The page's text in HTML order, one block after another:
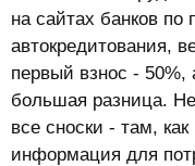
на сайтах банков по
автокредитования,
первый взнос - 50%,
большая разница.
все сноски - там,
информация для